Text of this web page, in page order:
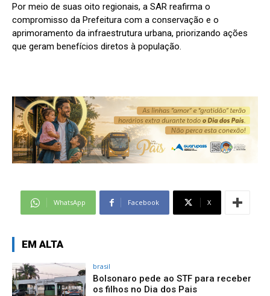
Por meio de suas oito regionais, a SAR reafirma o
compromisso da Prefeitura com a conservação e o
aprimoramento da infraestrutura urbana, priorizando ações
que geram benefícios diretos à população.
WhatsApp Facebook X
EM ALTA
brasil
Bolsonaro pede ao STF para receber
os filhos no Dia dos Pais